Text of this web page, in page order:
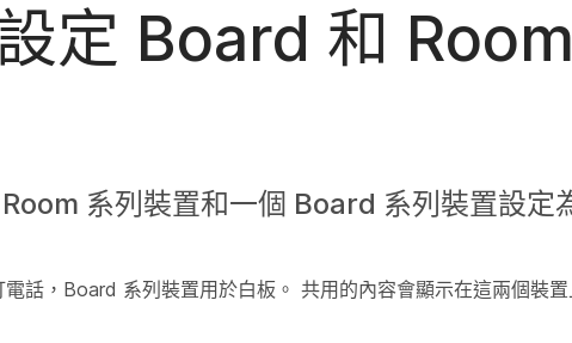
定 Board 和
系列裝置和一個 Board 系列裝置設定
話，Board 系列裝置用於白板。 共用的內容會顯示在這兩個裝